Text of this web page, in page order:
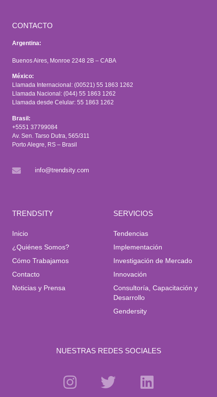
CONTACTO
Argentina:
Buenos Aires, Monroe 2248 2B – CABA
México:
Llamada Internacional: (00521) 55 1863 1262
Llamada Nacional: (044) 55 1863 1262
Llamada desde Celular: 55 1863 1262
Brasil:
+5551 37799084
Av. Sen. Tarso Dutra, 565/311
Porto Alegre, RS – Brasil
info@trendsity.com
TRENDSITY
Inicio
¿Quiénes Somos?
Cómo Trabajamos
Contacto
Noticias y Prensa
SERVICIOS
Tendencias
Implementación
Investigación de Mercado
Innovación
Consultoría, Capacitación y
Desarrollo
Gendersity
NUESTRAS REDES SOCIALES